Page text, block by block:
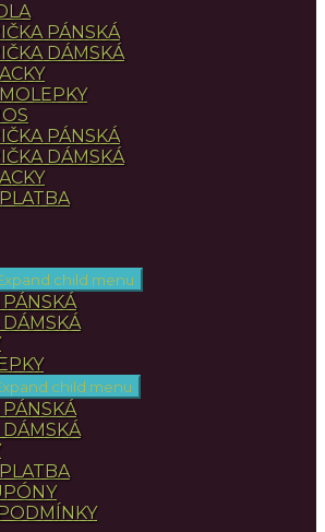
PÁNSKÁ
DÁMSKÁ
PÁNSKÁ
DÁMSKÁ
child menu
child menu